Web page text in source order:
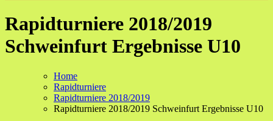
Rapidturniere 2018/2019
Schweinfurt Ergebnisse U10
Home
Rapidturniere
Rapidturniere 2018/2019
Rapidturniere 2018/2019 Schweinfurt Ergebnisse U10